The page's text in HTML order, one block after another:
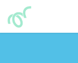
Passa al contenuto